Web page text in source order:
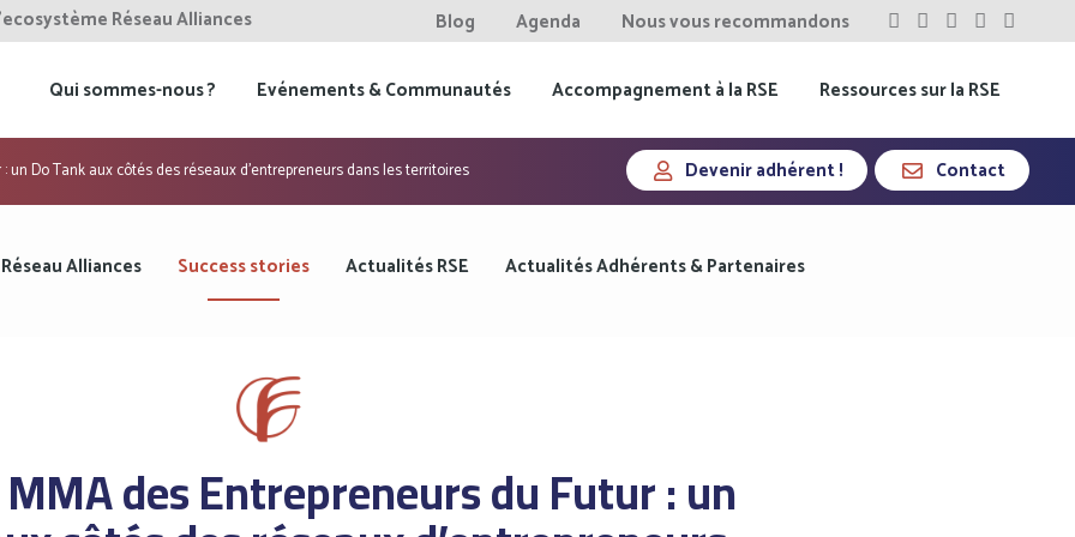
Réseau Alliances Blog Agenda Nous vous recommandons
Qui sommes-nous ? Evénements & Communautés Accompagnement à la RSE Ressources sur la RSE
Devenir adhérent ! Contact
un Do Tank aux côtés des réseaux d’entrepreneurs dans les territoires
Alliances Success stories Actualités RSE Actualités Adhérents & Partenaires
des Entrepreneurs du Futur : un